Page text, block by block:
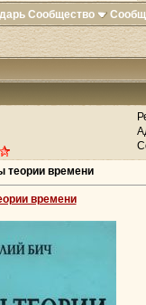
Сообщество
времени
времени